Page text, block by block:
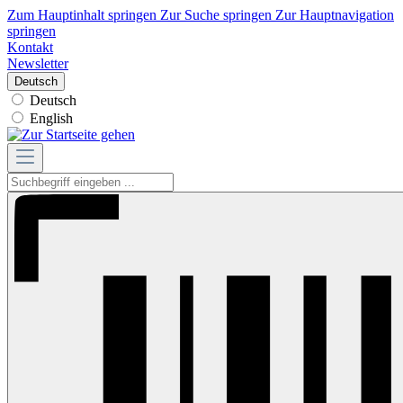
Zum Hauptinhalt springen Zur Suche springen Zur Hauptnavigation
springen
Kontakt
Newsletter
Deutsch
Deutsch
English